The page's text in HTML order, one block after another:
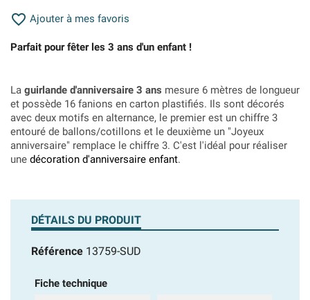
 Ajouter à mes favoris
Parfait pour fêter les 3 ans d'un enfant !
La guirlande d'anniversaire 3 ans mesure 6 mètres de longueur
et possède 16 fanions en carton plastifiés. Ils sont décorés
avec deux motifs en alternance, le premier est un chiffre 3
entouré de ballons/cotillons et le deuxième un "Joyeux
anniversaire" remplace le chiffre 3. C'est l'idéal pour réaliser
une décoration d'anniversaire enfant.
DÉTAILS DU PRODUIT
Référence 13759-SUD
Fiche technique